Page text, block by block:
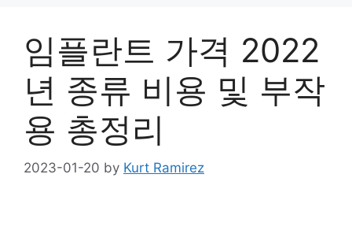
임플란트 가격 2022
년 종류 비용 및 부작
용 총정리
2023-01-20 by Kurt Ramirez